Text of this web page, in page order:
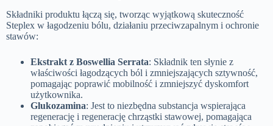
Składniki produktu łączą się, tworząc wyjątkową skuteczność
Steplex w łagodzeniu bólu, działaniu przeciwzapalnym i ochronie
stawów:
Ekstrakt z Boswellia Serrata: Składnik ten słynie z
właściwości łagodzących ból i zmniejszających sztywność,
pomagając poprawić mobilność i zmniejszyć dyskomfort
użytkownika.
Glukozamina: Jest to niezbędna substancja wspierająca
regenerację i regenerację chrząstki stawowej, pomagająca